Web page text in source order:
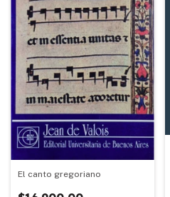
El canto gregoriano